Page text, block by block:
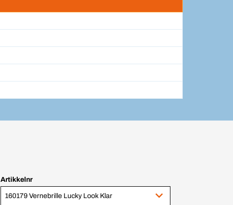
Artikkelnr
160179 Vernebrille Lucky Look Klar